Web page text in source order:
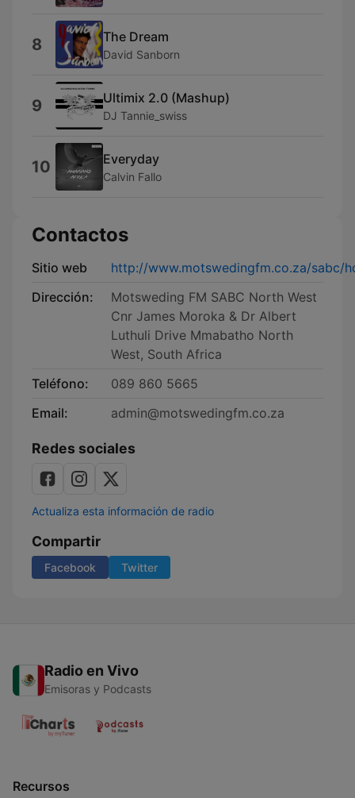
8 The Dream
David Sanborn
9 Ultimix 2.0 (Mashup)
DJ Tannie_swiss
10 Everyday
Calvin Fallo
Contactos
Sitio web
http://www.motswedingfm.co.za/sabc/
Dirección:
Motsweding FM SABC North West
Cnr James Moroka & Dr Albert
Luthuli Drive Mmabatho North
West, South Africa
Teléfono:
089 860 5665
Email:
admin@motswedingfm.co.za
Redes sociales
Actualiza esta información de radio
Compartir
Facebook Twitter
Radio en Vivo
Emisoras y Podcasts
Recursos